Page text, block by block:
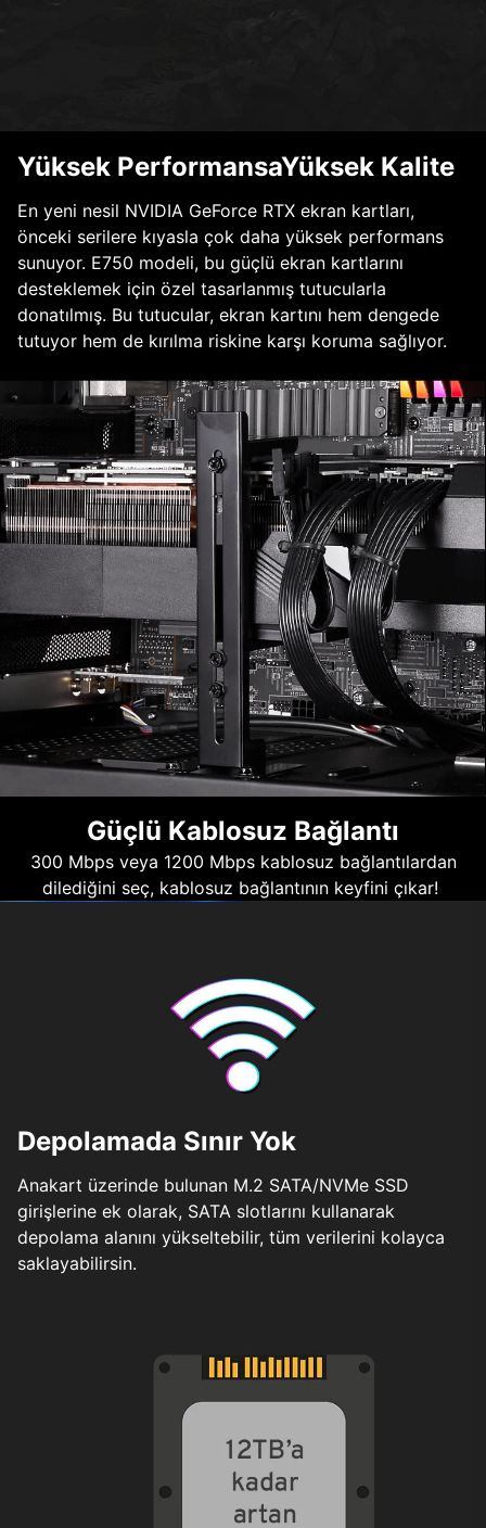
Yüksek PerformansaYüksek Kalite
En yeni nesil NVIDIA GeForce RTX ekran kartları,
önceki serilere kıyasla çok daha yüksek performans
sunuyor. E750 modeli, bu güçlü ekran kartlarını
desteklemek için özel tasarlanmış tutucularla
donatılmış. Bu tutucular, ekran kartını hem dengede
tutuyor hem de kırılma riskine karşı koruma sağlıyor.
Güçlü Kablosuz Bağlantı
300 Mbps veya 1200 Mbps kablosuz bağlantılardan
dilediğini seç, kablosuz bağlantının keyfini çıkar!
Depolamada Sınır Yok
Anakart üzerinde bulunan M.2 SATA/NVMe SSD
girişlerine ek olarak, SATA slotlarını kullanarak
depolama alanını yükseltebilir, tüm verilerini kolayca
saklayabilirsin.